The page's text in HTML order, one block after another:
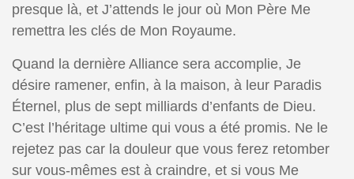
presque là, et J’attends le jour où Mon Père Me
remettra les clés de Mon Royaume.
Quand la dernière Alliance sera accomplie, Je
désire ramener, enfin, à la maison, à leur Paradis
Éternel, plus de sept milliards d’enfants de Dieu.
C’est l’héritage ultime qui vous a été promis. Ne le
rejetez pas car la douleur que vous ferez retomber
sur vous-mêmes est à craindre, et si vous Me